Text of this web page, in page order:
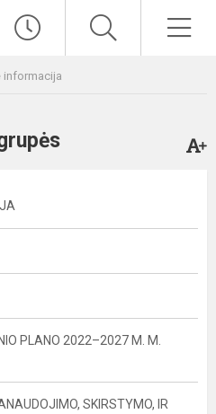
informacija
grupės
PLANO 2022–2027 M. M.
SKIRSTYMO, IR